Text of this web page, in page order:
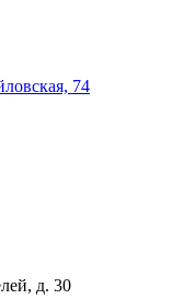
74
д. 30